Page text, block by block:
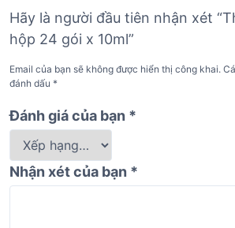
Hãy là người đầu tiên nhận xét
hộp 24 gói x 10ml”
Email của bạn sẽ không được hiển thị công khai.
đánh dấu *
Đánh giá của bạn *
Nhận xét của bạn *